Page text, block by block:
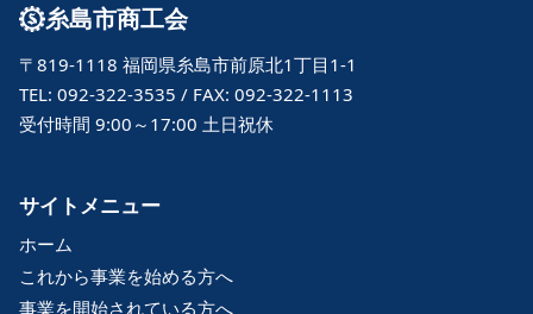
糸島市商工会
〒819-1118 福岡県糸島市前原北1丁目1-1
TEL: 092-322-3535 / FAX: 092-322-1113
受付時間 9:00～17:00 土日祝休
サイトメニュー
ホーム
これから事業を始める方へ
事業を開始されている方へ